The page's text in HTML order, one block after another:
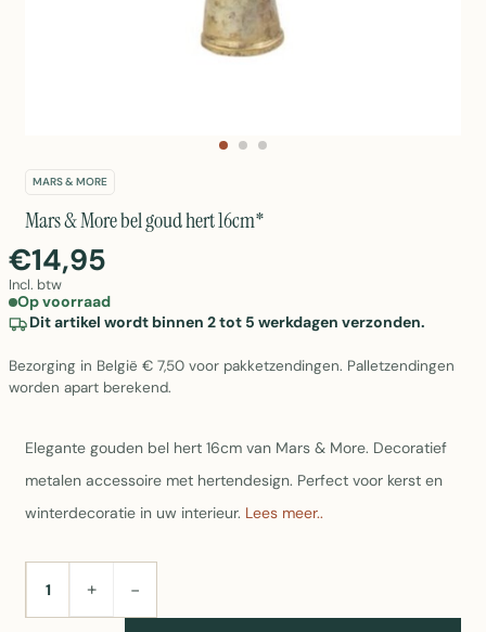
MARS & MORE
Mars & More bel goud hert 16cm*
€14,95
Incl. btw
Op voorraad
Dit artikel wordt binnen 2 tot 5 werkdagen verzonden.
Bezorging in België € 7,50 voor pakketzendingen. Palletzendingen
worden apart berekend.
Elegante gouden bel hert 16cm van Mars & More. Decoratief
metalen accessoire met hertendesign. Perfect voor kerst en
winterdecoratie in uw interieur. Lees meer..
AANTAL+ −